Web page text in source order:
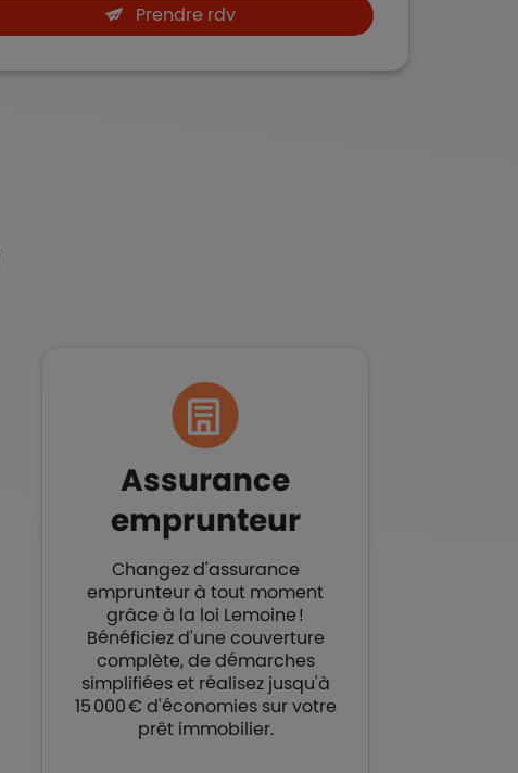
Prendre rdv
Assurance
emprunteur​
Changez d'assurance
emprunteur à tout moment
grâce à la loi Lemoine !
Bénéficiez d'une couverture
complète, de démarches
simplifiées et réalisez jusqu'à
15 000 € d'économies sur votre
prêt immobilier.